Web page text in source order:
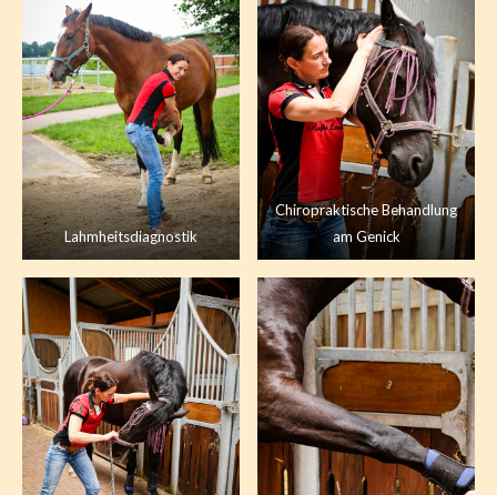
Lahmheitsdiagnostik
Chiropraktische Behandlung
am Genick